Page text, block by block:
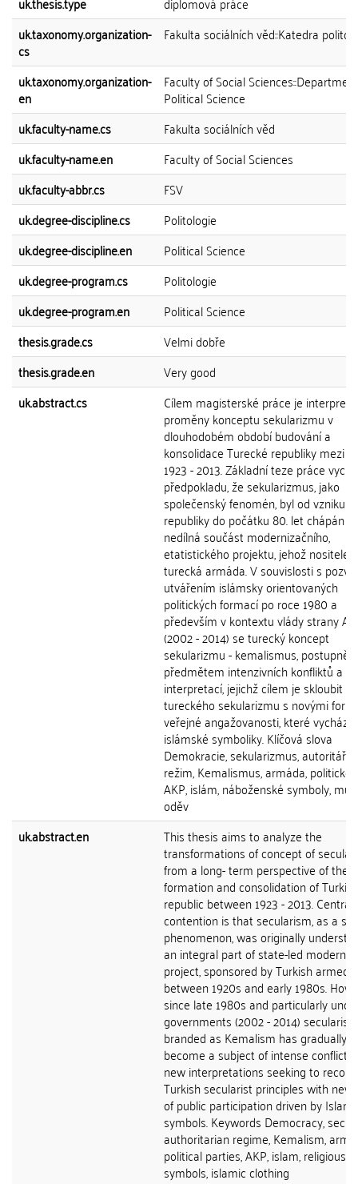
uk.taxonomy.organization-
cs
Fakulta sociálních věd::Katedra
uk.taxonomy.organization-
en
Faculty of Social
Political Science
uk.faculty-name.cs
Fakulta sociálních věd
uk.faculty-name.en
Faculty of Social Sciences
uk.faculty-abbr.cs
FSV
uk.degree-discipline.cs
Politologie
uk.degree-discipline.en
Political Science
uk.degree-program.cs
Politologie
uk.degree-program.en
Political Science
thesis.grade.cs
Velmi dobře
thesis.grade.en
Very good
uk.abstract.cs
Cílem magisterské práce je
proměny konceptu sekularizmu v
dlouhodobém období budování a
konsolidace Turecké republiky mezi
1923 - 2013. Základní teze práce
předpokladu, že sekularizmus, jako
společenský fenomén, byl od vzniku
republiky do počátku 80. let chápán
nedílná součást modernizačního,
etatistického projektu, jehož
turecká armáda. V souvislosti s
utvářením islámsky orientovaných
politických formací po roce 1980 a
především v kontextu vlády strany
(2002 - 2014) se turecký koncept
sekularizmu - kemalismus, postupně
předmětem intenzivních konfliktů a
interpretací, jejichž cílem je skloubit
tureckého sekularizmu s novými
veřejné angažovanosti, které
islámské symboliky. Klíčová slova
Demokracie, sekularizmus,
režim, Kemalismus, armáda, politické
AKP, islám, náboženské symboly,
oděv
uk.abstract.en
This thesis aims to analyze the
transformations of concept of
from a long- term perspective of the
formation and consolidation of Turkish
republic between 1923 - 2013. Central
contention is that secularism, as a
phenomenon, was originally
an integral part of state-led
project, sponsored by Turkish armed
between 1920s and early 1980s.
since late 1980s and particularly
governments (2002 - 2014)
branded as Kemalism has gradually
become a subject of intense conflicts
new interpretations seeking to
Turkish secularist principles with
of public participation driven by
symbols. Keywords Democracy,
authoritarian regime, Kemalism, army,
political parties, AKP, islam, religious
symbols, islamic clothing